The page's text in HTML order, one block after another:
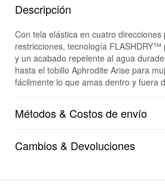
Descripción
Con tela elástica en cuatro
restricciones, tecnología FLASHDRY™
y un acabado repelente al agua
hasta el tobillo Aphrodite Arise para
fácilmente lo que amas dentro y fuera
Métodos & Costos de envío
Cambios & Devoluciones